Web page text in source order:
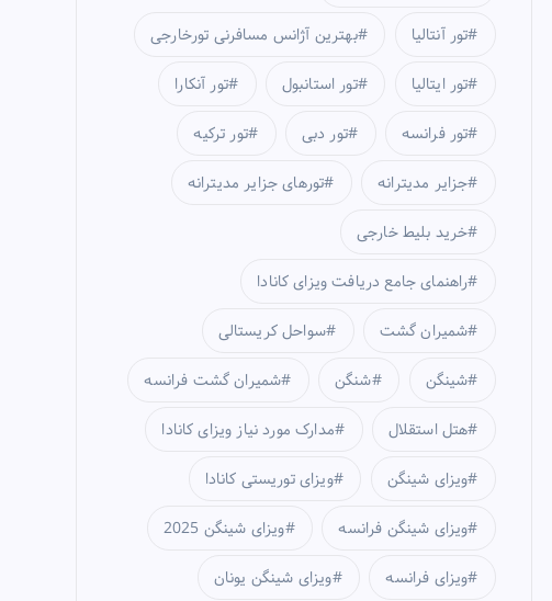
بهترین آژانس مسافرنی تورخارجی تور آنتالیا
تور آنکارا تور استانبول تور ایتالیا
تور ترکیه تور دبی تور فرانسه
تورهای جزایر مدیترانه جزایر مدیترانه
خرید بلیط خارجی
راهنمای جامع دریافت ویزای کانادا
سواحل کریستالی شمیران گشت
شمیران گشت فرانسه شنگن شینگن
مدارک مورد نیاز ویزای کانادا هتل استقلال
ویزای توریستی کانادا ویزای شینگن
ویزای شینگن 2025 ویزای شینگن فرانسه
ویزای شینگن یونان ویزای فرانسه